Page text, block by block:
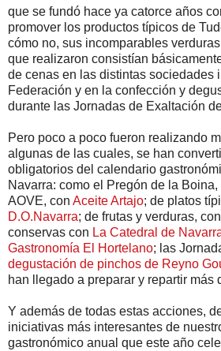
que se fundó hace ya catorce años
promover los productos típicos de
cómo no, sus incomparables
que realizaron consistían
de cenas en las distintas sociedades
Federación y en la confección y
durante las Jornadas de Exaltación
Pero poco a poco fueron realizando
algunas de las cuales, se han
obligatorios del calendario
Navarra: como el Pregón de la
AOVE, con Aceite Artajo; de platos
D.O.Navarra; de frutas y verduras, con
conservas con La Catedral de
Gastronomía El Hortelano; las
degustación de pinchos de Reyno
han llegado a preparar y repartir más
Y además de todas estas acciones,
iniciativas más interesantes de
gastronómico anual que este año